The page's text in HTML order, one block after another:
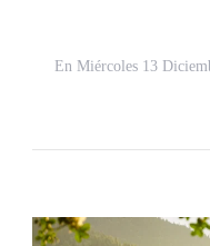
En Miércoles 13